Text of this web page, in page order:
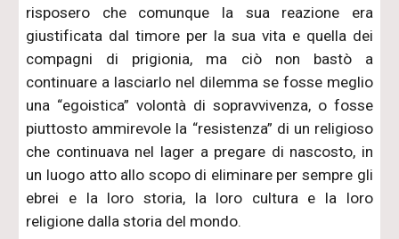
risposero che comunque la sua reazione era
giustificata dal timore per la sua vita e quella dei
compagni di prigionia, ma ciò non bastò a
continuare a lasciarlo nel dilemma se fosse meglio
una “egoistica” volontà di sopravvivenza, o fosse
piuttosto ammirevole la “resistenza” di un religioso
che continuava nel lager a pregare di nascosto, in
un luogo atto allo scopo di eliminare per sempre gli
ebrei e la loro storia, la loro cultura e la loro
religione dalla storia del mondo.